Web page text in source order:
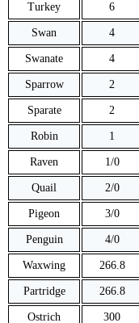
Turkey 6
Swan 4
Swanate 4
Sparrow 2
Sparate 2
Robin 1
Raven 1/0
Quail 2/0
Pigeon 3/0
Penguin 4/0
Waxwing 266.8
Partridge 266.8
Ostrich 300